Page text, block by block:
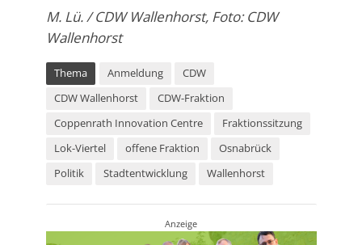
M. Lü. / CDW Wallenhorst, Foto: CDW
Wallenhorst
Thema Anmeldung
CDW
CDW Wallenhorst
CDW-Fraktion
Coppenrath Innovation Centre
Fraktionssitzung
Lok-Viertel
offene Fraktion
Osnabrück
Politik
Stadtentwicklung Wallenhorst
Anzeige